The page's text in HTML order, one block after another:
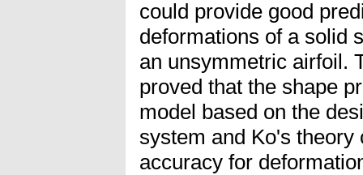
could provide good
deformations of a solid
an unsymmetric airfoil.
proved that the shape
model based on the
system and Ko's
accuracy for